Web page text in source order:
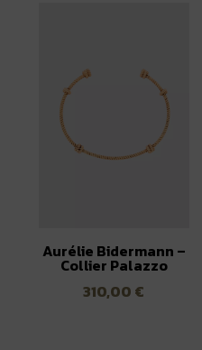
Aurélie Bidermann –
Collier Palazzo
310,00 €